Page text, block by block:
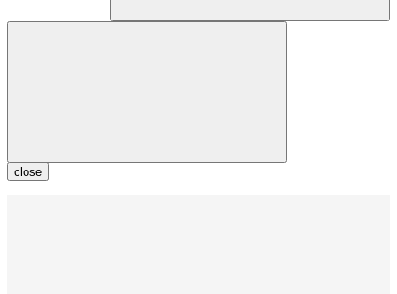
close